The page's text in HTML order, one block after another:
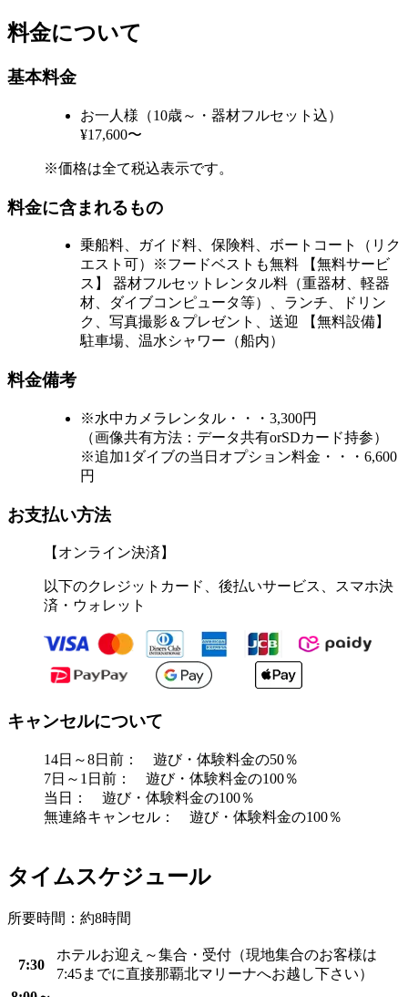
料金について
基本料金
お一人様（10歳～・器材フルセット込）
¥17,600〜
※価格は全て税込表示です。
料金に含まれるもの
乗船料、ガイド料、保険料、ボートコート（リク
エスト可）※フードベストも無料 【無料サービ
ス】 器材フルセットレンタル料（重器材、軽器
材、ダイブコンピュータ等）、ランチ、ドリン
ク、写真撮影＆プレゼント、送迎 【無料設備】
駐車場、温水シャワー（船内）
料金備考
※水中カメラレンタル・・・3,300円
（画像共有方法：データ共有orSDカード持参）
※追加1ダイブの当日オプション料金・・・6,600
円
お支払い方法
【オンライン決済】
以下のクレジットカード、後払いサービス、スマホ決
済・ウォレット
キャンセルについて
14日～8日前： 遊び・体験料金の50％
7日～1日前： 遊び・体験料金の100％
当日： 遊び・体験料金の100％
無連絡キャンセル： 遊び・体験料金の100％
タイムスケジュール
所要時間：約8時間
7:30
ホテルお迎え～集合・受付（現地集合のお客様は
7:45までに直接那覇北マリーナへお越し下さい）